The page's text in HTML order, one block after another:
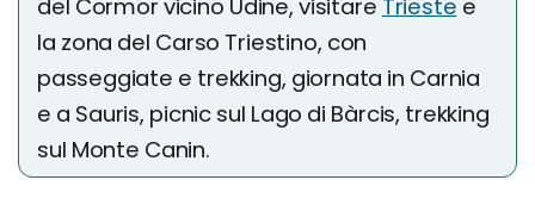
del Cormor vicino Udine, visitare Trieste e
la zona del Carso Triestino, con
passeggiate e trekking, giornata in Carnia
e a Sauris, picnic sul Lago di Bàrcis, trekking
sul Monte Canin.